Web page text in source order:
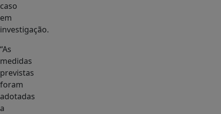
caso
em
investigação.
“As
medidas
previstas
foram
adotadas
a